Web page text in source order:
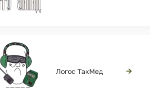
Логос ТакМед →